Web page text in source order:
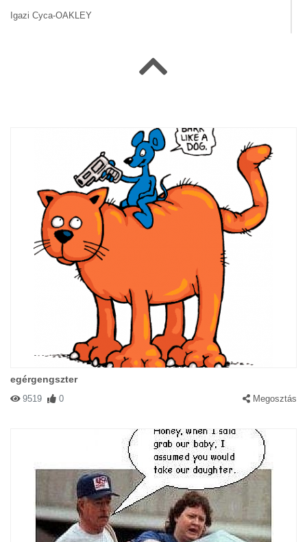
Igazi Cyca-OAKLEY
2004-01-27 00:00:00| Válasz
Király mi az újonnan vásárolt trendi napszeművegem? Jean!!!
Jean hol késik már a luxus limuzinom?
2003-12-09 00:00:00 Válasz
2003-10-11 00:00:00 | Válasz
Man in Black: a cicó nem felejt!
egérgengszter
9519 0 Megosztás